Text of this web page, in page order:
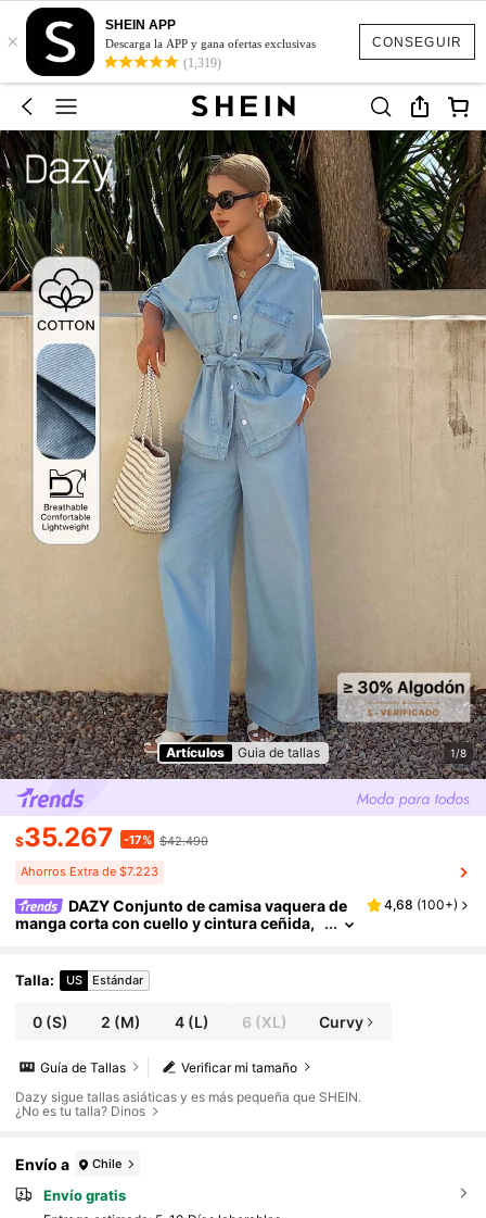
CONSEGUIR
×
SHEIN APP
Descarga la APP y gana ofertas exclusivas
(1,319)
Artículos Guia de tallas 1/8
$35.267 -17% $42.490
Ahorros Extra de $7.223
DAZY Conjunto de camisa vaquera de
manga corta con cuello y cintura ceñida,
4,68 (100+)
Talla: US Estándar
0 (S) 2 (M) 4(L) 6 (XL) Curvy
Verificar mi tamaño
Guía de Tallas
Dazy sigue tallas asiáticas y es más pequeña que SHEIN.
¿No es tu talla? Dinos
Envío a Chile
Envío gratis